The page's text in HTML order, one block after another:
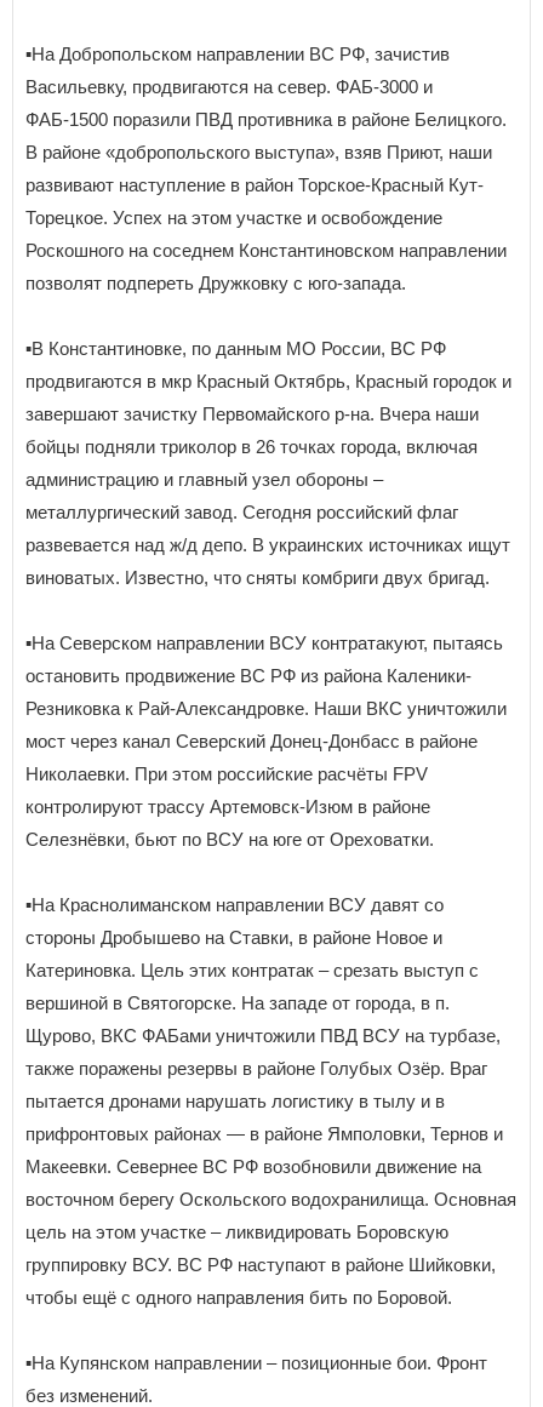
▪️На Добропольском направлении ВС РФ, зачистив
Васильевку, продвигаются на север. ФАБ-3000 и
ФАБ-1500 поразили ПВД противника в районе Белицкого.
В районе «добропольского выступа», взяв Приют, наши
развивают наступление в район Торское-Красный Кут-
Торецкое. Успех на этом участке и освобождение
Роскошного на соседнем Константиновском направлении
позволят подпереть Дружковку с юго-запада.
▪️В Константиновке, по данным МО России, ВС РФ
продвигаются в мкр Красный Октябрь, Красный городок и
завершают зачистку Первомайского р-на. Вчера наши
бойцы подняли триколор в 26 точках города, включая
администрацию и главный узел обороны –
металлургический завод. Сегодня российский флаг
развевается над ж/д депо. В украинских источниках ищут
виноватых. Известно, что сняты комбриги двух бригад.
▪️На Северском направлении ВСУ контратакуют, пытаясь
остановить продвижение ВС РФ из района Каленики-
Резниковка к Рай-Александровке. Наши ВКС уничтожили
мост через канал Северский Донец-Донбасс в районе
Николаевки. При этом российские расчёты FPV
контролируют трассу Артемовск-Изюм в районе
Селезнёвки, бьют по ВСУ на юге от Ореховатки.
▪️На Краснолиманском направлении ВСУ давят со
стороны Дробышево на Ставки, в районе Новое и
Катериновка. Цель этих контратак – срезать выступ с
вершиной в Святогорске. На западе от города, в п.
Щурово, ВКС ФАБами уничтожили ПВД ВСУ на турбазе,
также поражены резервы в районе Голубых Озёр. Враг
пытается дронами нарушать логистику в тылу и в
прифронтовых районах — в районе Ямполовки, Тернов и
Макеевки. Севернее ВС РФ возобновили движение на
восточном берегу Оскольского водохранилища. Основная
цель на этом участке – ликвидировать Боровскую
группировку ВСУ. ВС РФ наступают в районе Шийковки,
чтобы ещё с одного направления бить по Боровой.
▪️На Купянском направлении – позиционные бои. Фронт
без изменений.